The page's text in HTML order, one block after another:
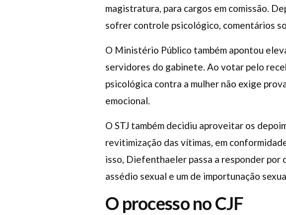
magistratura, para cargos em comissão.
sofrer controle psicológico, comentários
O Ministério Público também apontou
servidores do gabinete. Ao votar pelo
psicológica contra a mulher não exige
emocional.
O STJ também decidiu aproveitar os
revitimização das vítimas, em
isso, Diefenthaeler passa a responder por
assédio sexual e um de importunação
O processo no CJF